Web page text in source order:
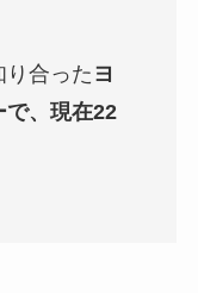
合ったヨ
で、現在22